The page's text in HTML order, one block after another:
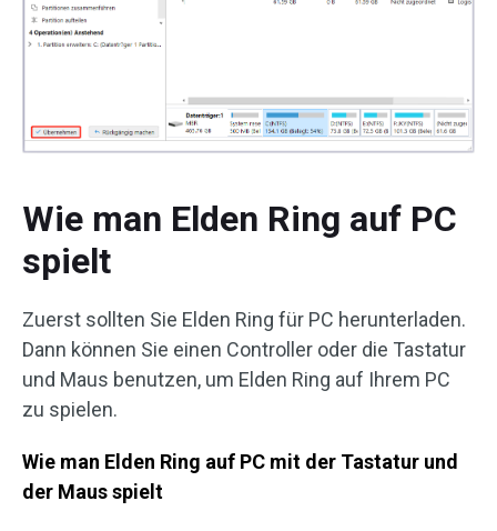
Wie man Elden Ring auf PC
spielt
Zuerst sollten Sie Elden Ring für PC herunterladen.
Dann können Sie einen Controller oder die Tastatur
und Maus benutzen, um Elden Ring auf Ihrem PC
zu spielen.
Wie man Elden Ring auf PC mit der Tastatur und
der Maus spielt